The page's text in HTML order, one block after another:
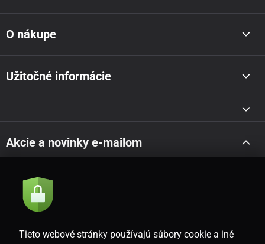
O nákupe
Užitočné informácie
Akcie a novinky e-mailom
Súhlasím so
Tieto webové stránky používajú súbory cookie a iné